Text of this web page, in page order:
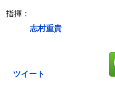
指揮：
志村重貴
ツイート